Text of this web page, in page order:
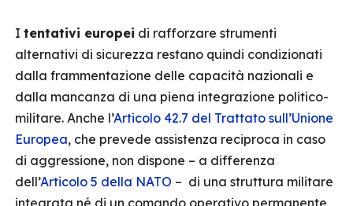
I tentativi europei di rafforzare strumenti
alternativi di sicurezza restano quindi condizionati
dalla frammentazione delle capacità nazionali e
dalla mancanza di una piena integrazione politico-
militare. Anche l’Articolo 42.7 del Trattato sull’Unione
Europea, che prevede assistenza reciproca in caso
di aggressione, non dispone – a differenza
dell’Articolo 5 della NATO – di una struttura militare
integrata né di un comando operativo permanente,